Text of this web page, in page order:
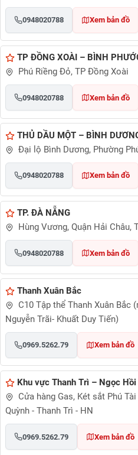
0948020788 Xem bản đồ
TP ĐỒNG XOÀI – BÌNH
Phú Riềng Đỏ, TP Đồng Xoài
0948020788 Xem bản đồ
THỦ DẦU MỘT – BÌNH
Đại lộ Bình Dương, Phường
0948020788 Xem bản đồ
TP. ĐÀ NẴNG
Hùng Vương, Quận Hải Châu,
0948020788 Xem bản đồ
Thanh Xuân Bắc
C10 Tập thể Thanh Xuân Bắc
Nguyễn Trãi- Khuất Duy Tiến)
0969.5262.79 Xem bản đồ
Khu vực Thanh Trì – Ngọc Hồi
Cửa hàng Gas, Két sắt Phú
Quỳnh - Thanh Trì - HN
0969.5262.79 Xem bản đồ